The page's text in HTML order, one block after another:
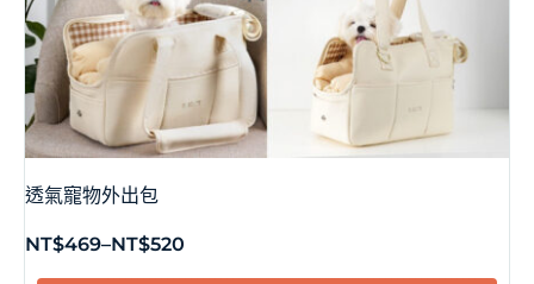
透氣寵物外出包
NT$469–NT$520